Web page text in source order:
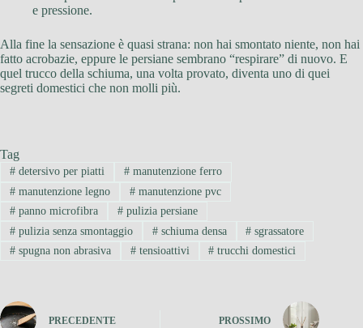
e pressione.
Alla fine la sensazione è quasi strana: non hai smontato niente, non hai
fatto acrobazie, eppure le persiane sembrano “respirare” di nuovo. E
quel trucco della schiuma, una volta provato, diventa uno di quei
segreti domestici che non molli più.
Tag
#detersivo per piatti #manutenzione ferro
#manutenzione legno #manutenzione pvc
#panno microfibra #pulizia persiane
#pulizia senza smontaggio #schiuma densa # sgrassatore
#spugna non abrasiva #tensioattivi # trucchi domestici
PRECEDENTE PROSSIMO